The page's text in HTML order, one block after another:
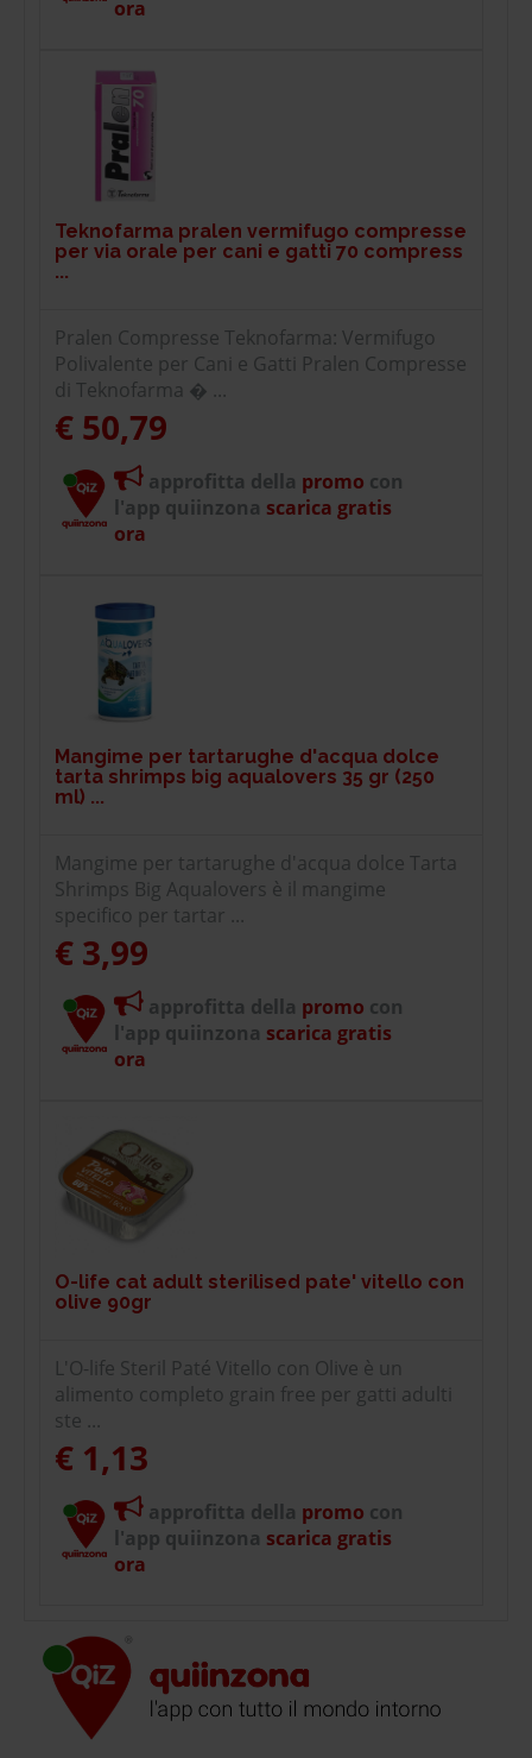
ora
Teknofarma pralen vermifugo compresse
per via orale per cani e gatti 70 compress
...
Pralen Compresse Teknofarma: Vermifugo
Polivalente per Cani e Gatti Pralen Compresse
di Teknofarma � ...
€ 50,79
approfitta della promo con
l'app quiinzona scarica gratis
ora
Mangime per tartarughe d'acqua dolce
tarta shrimps big aqualovers 35 gr (250
ml) ...
Mangime per tartarughe d'acqua dolce Tarta
Shrimps Big Aqualovers è il mangime
specifico per tartar ...
€ 3,99
approfitta della promo con
l'app quiinzona scarica gratis
ora
O-life cat adult sterilised pate' vitello con
olive 90gr
L'O-life Steril Paté Vitello con Olive è un
alimento completo grain free per gatti adulti
ste ...
€ 1,13
approfitta della promo con
l'app quiinzona scarica gratis
ora